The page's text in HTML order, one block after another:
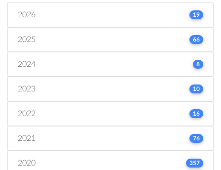
2026 19
2025 66
2024 8
2023 10
2022 16
2021 76
2020 357